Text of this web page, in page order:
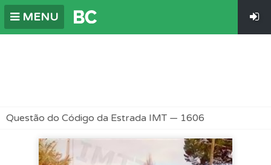
MENU
Questão do Código da Estrada IMT — 1606